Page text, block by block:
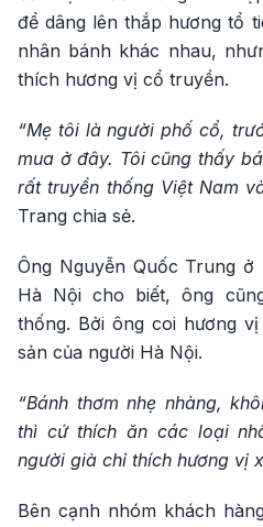
để dâng lên thắp hương tổ
nhân bánh khác nhau,
thích hương vị cổ truyền.
“Mẹ tôi là người phố cổ,
mua ở đây. Tôi cũng thấy
rất truyền thống Việt Nam
Trang chia sẻ.
Ông Nguyễn Quốc Trung ở
Hà Nội cho biết, ông
thống. Bởi ông coi hương
sản của người Hà Nội.
“Bánh thơm nhẹ nhàng,
thì cứ thích ăn các loại
người già chỉ thích hương vị
Bên cạnh nhóm khách